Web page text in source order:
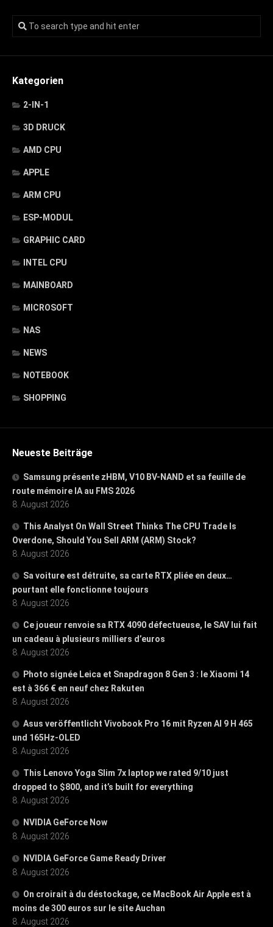
Kategorien
2-IN-1
3D DRUCK
AMD CPU
APPLE
ARM CPU
ESP-MODUL
GRAPHIC CARD
INTEL CPU
MAINBOARD
MICROSOFT
NAS
NEWS
NOTEBOOK
SHOPPING
Neueste Beiträge
Samsung présente zHBM, V10 BV-NAND et sa feuille de
route mémoire IA au FMS 2026
8. August 2026
This Analyst On Wall Street Thinks The CPU Trade Is
Overdone, Should You Sell ARM (ARM) Stock?
8. August 2026
Sa voiture est détruite, sa carte RTX pliée en deux…
pourtant elle fonctionne toujours
8. August 2026
Ce joueur renvoie sa RTX 4090 défectueuse, le SAV lui fait
un cadeau à plusieurs milliers d’euros
8. August 2026
Photo signée Leica et Snapdragon 8 Gen 3 : le Xiaomi 14
est à 366 € en neuf chez Rakuten
8. August 2026
Asus veröffentlicht Vivobook Pro 16 mit Ryzen AI 9 H 465
und 165Hz-OLED
8. August 2026
This Lenovo Yoga Slim 7x laptop we rated 9/10 just
dropped to $800, and it’s built for everything
8. August 2026
NVIDIA GeForce Now
8. August 2026
NVIDIA GeForce Game Ready Driver
8. August 2026
On croirait à du déstockage, ce MacBook Air Apple est à
moins de 300 euros sur le site Auchan
8. August 2026